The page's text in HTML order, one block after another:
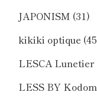
JAPONISM (31)
kikiki optique
LESCA Lunetier
LESS BY